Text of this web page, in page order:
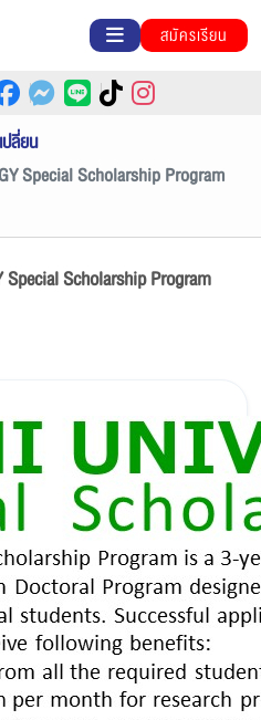
สมัครเรียน
ปลี่ยน
Special Scholarship Program
Special Scholarship Program